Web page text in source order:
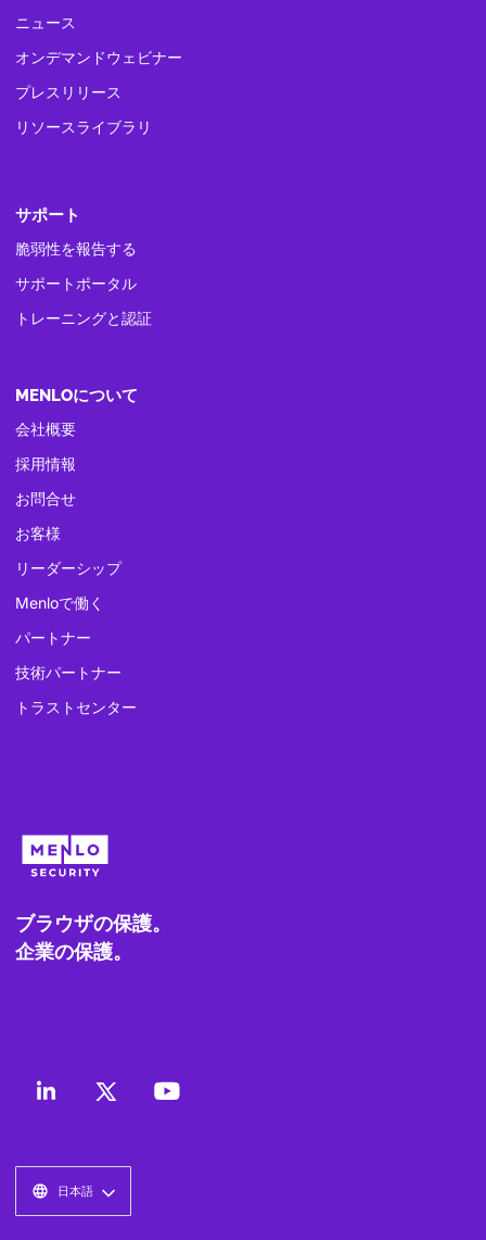
ニュース
オンデマンドウェビナー
プレスリリース
リソースライブラリ
サポート
脆弱性を報告する
サポートポータル
トレーニングと認証
MENLOについて
会社概要
採用情報
お問合せ
お客様
リーダーシップ
Menloで働く
パートナー
技術パートナー
トラストセンター
ブラウザの保護。
企業の保護。
日本語